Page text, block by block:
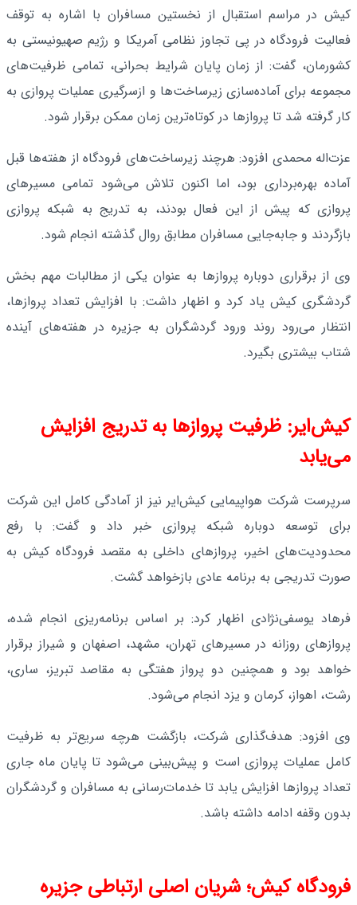
کیش در مراسم استقبال از نخستین مسافران با اشاره به توقف
فعالیت فرودگاه در پی تجاوز نظامی آمریکا و رژیم صهیونیستی به
کشورمان، گفت: از زمان پایان شرایط بحرانی، تمامی ظرفیت‌های
مجموعه برای آماده‌سازی زیرساخت‌ها و ازسرگیری عملیات پروازی به
کار گرفته شد تا پروازها در کوتاه‌ترین زمان ممکن برقرار شود.
عزت‌اله محمدی افزود: هرچند زیرساخت‌های فرودگاه از هفته‌ها قبل
آماده بهره‌برداری بود، اما اکنون تلاش می‌شود تمامی مسیرهای
پروازی که پیش از این فعال بودند، به تدریج به شبکه پروازی
بازگردند و جابه‌جایی مسافران مطابق روال گذشته انجام شود.
وی از برقراری دوباره پروازها به عنوان یکی از مطالبات مهم بخش
گردشگری کیش یاد کرد و اظهار داشت: با افزایش تعداد پروازها،
انتظار می‌رود روند ورود گردشگران به جزیره در هفته‌های آینده
شتاب بیشتری بگیرد.
کیش‌ایر: ظرفیت پروازها به تدریج افزایش
می‌یابد
سرپرست شرکت هواپیمایی کیش‌ایر نیز از آمادگی کامل این شرکت
برای توسعه دوباره شبکه پروازی خبر داد و گفت: با رفع
محدودیت‌های اخیر، پروازهای داخلی به مقصد فرودگاه کیش به
صورت تدریجی به برنامه عادی بازخواهد گشت.
فرهاد یوسفی‌نژادی اظهار کرد: بر اساس برنامه‌ریزی انجام شده،
پروازهای روزانه در مسیرهای تهران، مشهد، اصفهان و شیراز برقرار
خواهد بود و همچنین دو پرواز هفتگی به مقاصد تبریز، ساری،
رشت، اهواز، کرمان و یزد انجام می‌شود.
وی افزود: هدف‌گذاری شرکت، بازگشت هرچه سریع‌تر به ظرفیت
کامل عملیات پروازی است و پیش‌بینی می‌شود تا پایان ماه جاری
تعداد پروازها افزایش یابد تا خدمات‌رسانی به مسافران و گردشگران
بدون وقفه ادامه داشته باشد.
فرودگاه کیش؛ شریان اصلی ارتباطی جزیره